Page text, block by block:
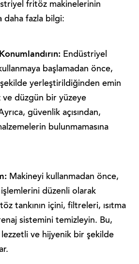
fritöz makinelerinin
daha fazla bilgi:
Endüstriyel
başlamadan önce,
yerleştirildiğinden emin
ve düzgün bir yüzeye
güvenlik açısından,
bulunmamasına
Makineyi kullanmadan önce,
düzenli olarak
tankının içini, filtreleri, ısıtma
sistemini temizleyin. Bu,
ve hijyenik bir şekilde